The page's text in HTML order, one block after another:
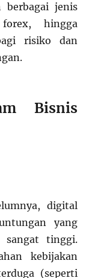
berbagai jenis
hingga
risiko dan
Bisnis
digital
yang
sangat tinggi.
kebijakan
(seperti